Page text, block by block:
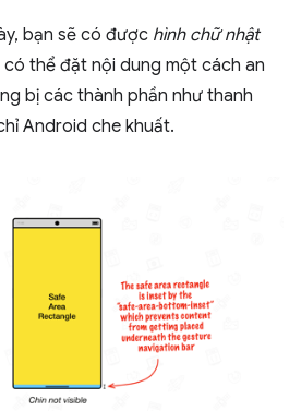
bạn sẽ có được hình chữ nhật
có thể đặt nội dung một cách an
bị các thành phần như thanh
Android che khuất.